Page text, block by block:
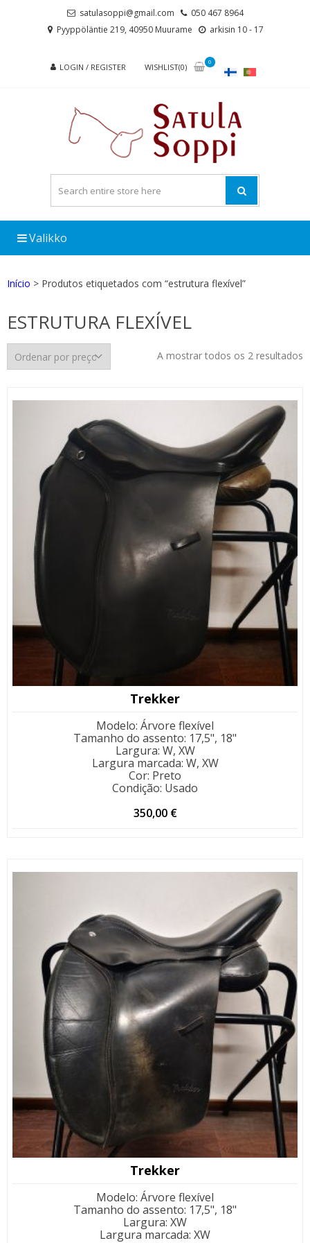
satulasoppi@gmail.com
050 467 8964
Pyyppöläntie 219, 40950 Muurame
arkisin 10 - 17
LOGIN / REGISTER WISHLIST(0)
0
Valikko
Início > Produtos etiquetados com “estrutura flexível”
ESTRUTURA FLEXÍVEL
A mostrar todos os 2 resultados
Trekker
Modelo: Árvore flexível
Tamanho do assento: 17,5", 18"
Largura: W, XW
Largura marcada: W, XW
Cor: Preto
Condição: Usado
350,00 €
Trekker
Modelo: Árvore flexível
Tamanho do assento: 17,5", 18"
Largura: XW
Largura marcada: XW